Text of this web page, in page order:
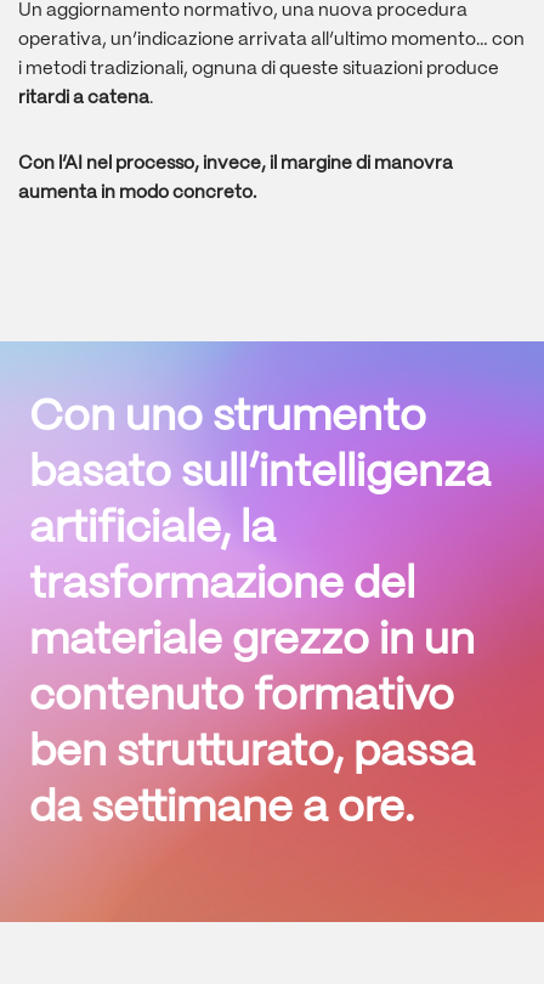
Un aggiornamento normativo, una nuova procedura
operativa, un’indicazione arrivata all’ultimo momento… con
i metodi tradizionali, ognuna di queste situazioni produce
ritardi a catena.
Con l’AI nel processo, invece, il margine di manovra
aumenta in modo concreto.
Con uno strumento
basato sull’intelligenza
artificiale, la
trasformazione del
materiale grezzo in un
contenuto formativo
ben strutturato, passa
da settimane a ore.